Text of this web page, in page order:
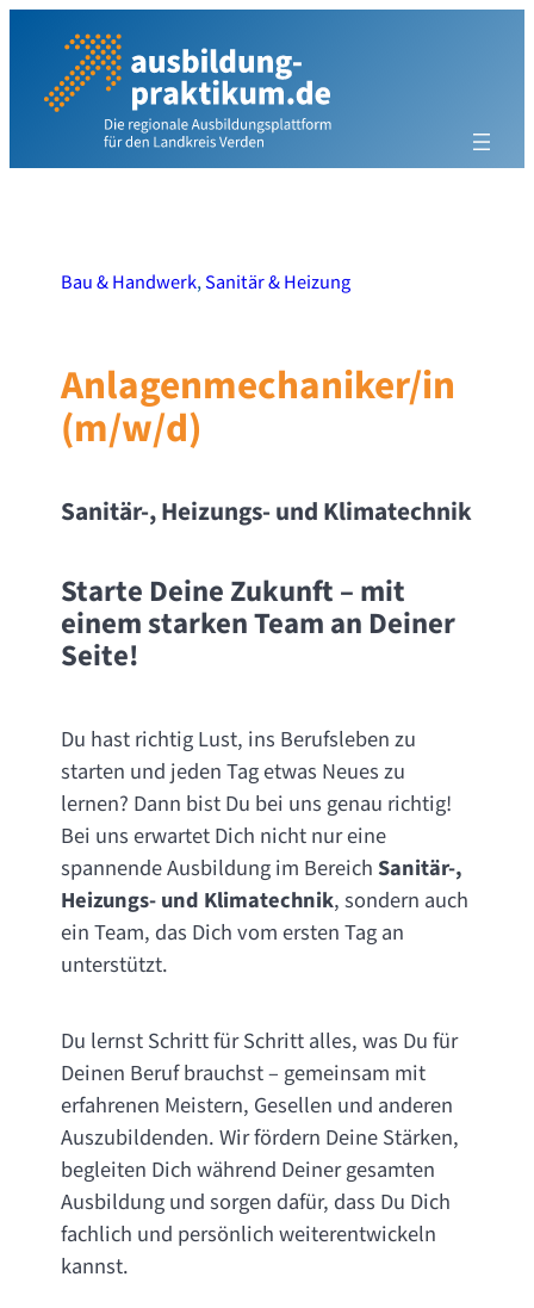
springen
Bau & Handwerk,Sanitär & Heizung
Anlagenmechaniker/in
(m/w/d)
Sanitär-, Heizungs- und Klimatechnik
Starte Deine Zukunft – mit
einem starken Team an Deiner
Seite!
Du hast richtig Lust, ins Berufsleben zu
starten und jeden Tag etwas Neues zu
lernen? Dann bist Du bei uns genau richtig!
Bei uns erwartet Dich nicht nur eine
spannende Ausbildung im BereichSanitär-,
Heizungs- und Klimatechnik, sondern auch
ein Team, das Dich vom ersten Tag an
unterstützt.
Du lernst Schritt für Schritt alles, was Du für
Deinen Beruf brauchst – gemeinsam mit
erfahrenen Meistern, Gesellen und anderen
Auszubildenden. Wir fördern Deine Stärken,
begleiten Dich während Deiner gesamten
Ausbildung und sorgen dafür, dass Du Dich
fachlich und persönlich weiterentwickeln
kannst.